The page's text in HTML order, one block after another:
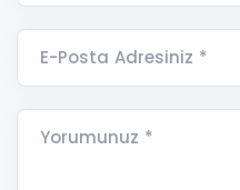
E-Posta Adresiniz *
Yorumunuz *